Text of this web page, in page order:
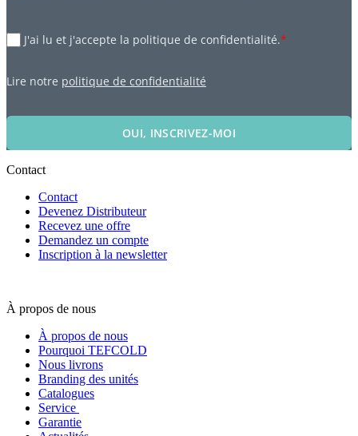
J'ai lu et j'accepte la politique de confidentialité.*
Lire notre politique de confidentialité
OUI, INSCRIVEZ-MOI
Contact
Contact
Devenez Distributeur
Recevez une offre
Demandez un compte
Inscription à la newsletter
À propos de nous
À propos de nous
Pourquoi TEFCOLD
Nous livrons
Branding des unités
Catalogues
Service
Garantie